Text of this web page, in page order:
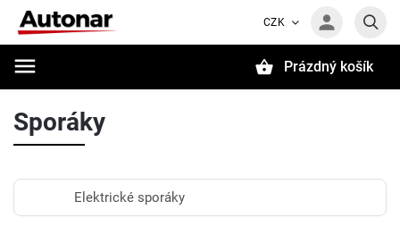
CZK
Prázdný košík
Sporáky
Elektrické sporáky